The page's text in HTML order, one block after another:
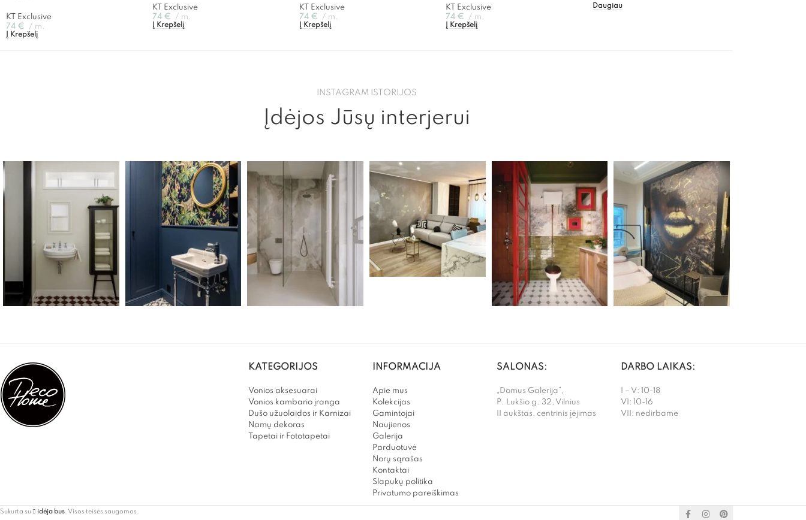
KT Exclusive
74 € m.
Į Krepšelį
KT Exclusive
74 € m.
Į Krepšelį
KT Exclusive
74 € m.
Į Krepšelį
KT Exclusive
74 € m.
Į Krepšelį
Daugiau
INSTAGRAM ISTORIJOS
Įdėjos Jūsų interjerui
KATEGORIJOS
Vonios aksesuarai
Vonios kambario įranga
Dušo užuolaidos ir Karnizai
Namų dekoras
Tapetai ir Fototapetai
INFORMACIJA
Apie mus
Kolekcijas
Gamintojai
Naujienos
Galerija
Parduotuvė
Norų sąrašas
Kontaktai
Slapukų politika
Privatumo pareiškimas
SALONAS:
„Domus Galerija”,
P. Lukšio g. 32, Vilnius
II aukštas, centrinis įėjimas
DARBO LAIKAS:
I – V: 10-18
VI: 10-16
VII: nedirbame
Sukurta su idėja bus . Visos teisės saugomos.